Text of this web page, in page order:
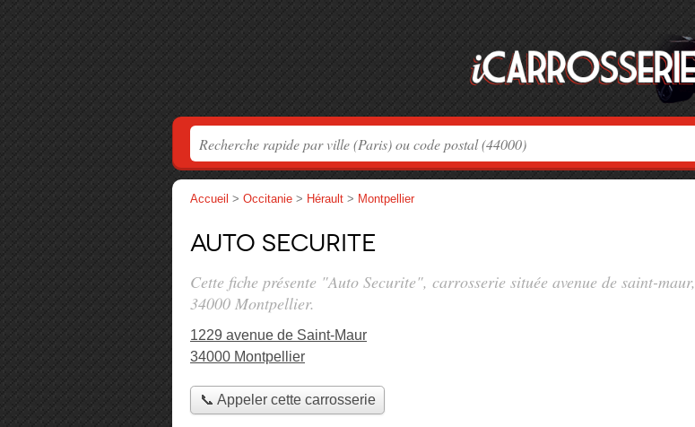
Accueil > Occitanie > Hérault > Montpellier
Auto Securite
Cette fiche présente "Auto Securite", carrosserie située avenue de saint-maur,
34000 Montpellier.
1229 avenue de Saint-Maur
34000 Montpellier
📞 Appeler cette carrosserie